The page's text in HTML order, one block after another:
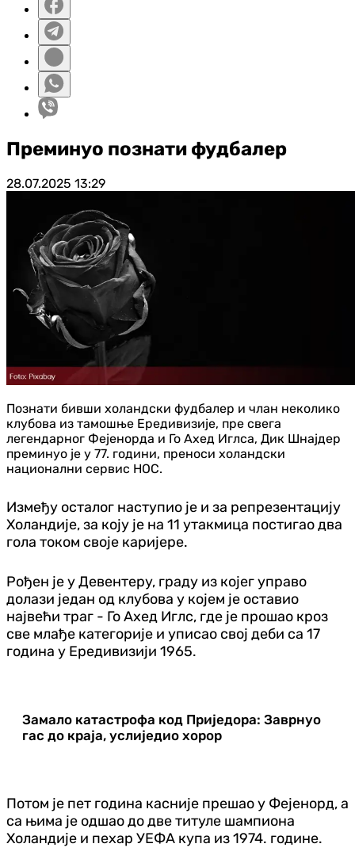
Преминуо познати фудбалер
28.07.2025 13:29
Познати бивши холандски фудбалер и члан неколико
клубова из тамошње Ередивизије, пре свега
легендарног Фејенорда и Го Ахед Иглса, Дик Шнајдер
преминуо је у 77. години, преноси холандски
национални сервис НОС.
Између осталог наступио је и за репрезентацију
Холандије, за коју је на 11 утакмица постигао два
гола током своје каријере.
Рођен је у Девентеру, граду из којег управо
долази један од клубова у којем је оставио
највећи траг - Го Ахед Иглс, где је прошао кроз
све млађе категорије и уписао свој деби са 17
година у Ередивизији 1965.
Замало катастрофа код Приједора: Заврнуо
гас до краја, услиједио хорор
Потом је пет година касније прешао у Фејенорд, а
са њима је одшао до две титуле шампиона
Холандије и пехар УЕФА купа из 1974. године.